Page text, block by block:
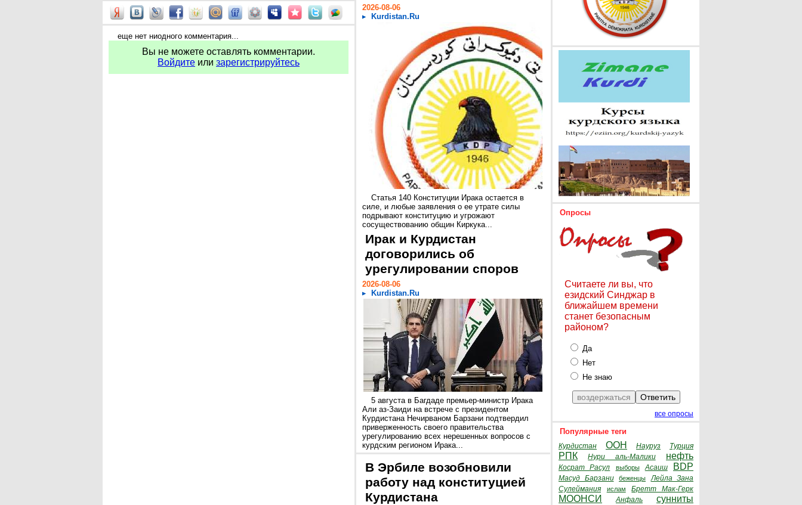
еще нет ниодного комментария...
Вы не можете оставлять комментарии.
Войдите или зарегистрируйтесь
2026-08-06
Kurdistan.Ru
Статья 140 Конституции Ирака остается в
силе, и любые заявления о ее утрате силы
подрывают конституцию и угрожают
сосуществованию общин Киркука...
Ирак и Курдистан
договорились об
урегулировании споров
2026-08-06
Kurdistan.Ru
5 августа в Багдаде премьер-министр Ирака
Али аз-Заиди на встрече с президентом
Курдистана Нечирваном Барзани подтвердил
приверженность своего правительства
урегулированию всех нерешенных вопросов с
курдским регионом Ирака...
В Эрбиле возобновили
работу над конституцией
Курдистана
Опросы
Считаете ли вы, что
езидский Синджар в
ближайшем времени
станет безопасным
районом?
Да
Нет
Не знаю
все опросы
Популярные теги
Курдистан ООН Науруз Турция
РПК Нури аль-Малики нефть
Косрат Расул выборы Асаиш BDP
Масуд Барзани беженцы
Лейла Зана
Сулеймания
ислам Бретт Мак-Герк
МООНСИ Анфаль сунниты